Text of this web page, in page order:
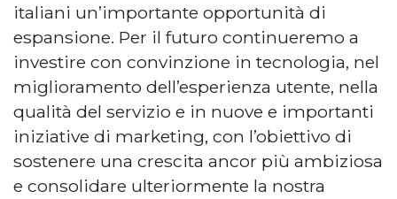
italiani un’importante opportunità di
espansione. Per il futuro continueremo a
investire con convinzione in tecnologia, nel
miglioramento dell’esperienza utente, nella
qualità del servizio e in nuove e importanti
iniziative di marketing, con l’obiettivo di
sostenere una crescita ancor più ambiziosa
e consolidare ulteriormente la nostra